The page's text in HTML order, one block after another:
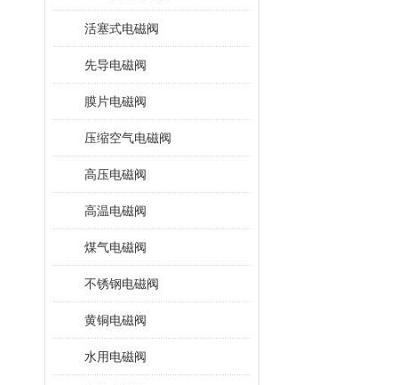
活塞式电磁阀
先导电磁阀
膜片电磁阀
压缩空气电磁阀
高压电磁阀
高温电磁阀
煤气电磁阀
不锈钢电磁阀
黄铜电磁阀
水用电磁阀